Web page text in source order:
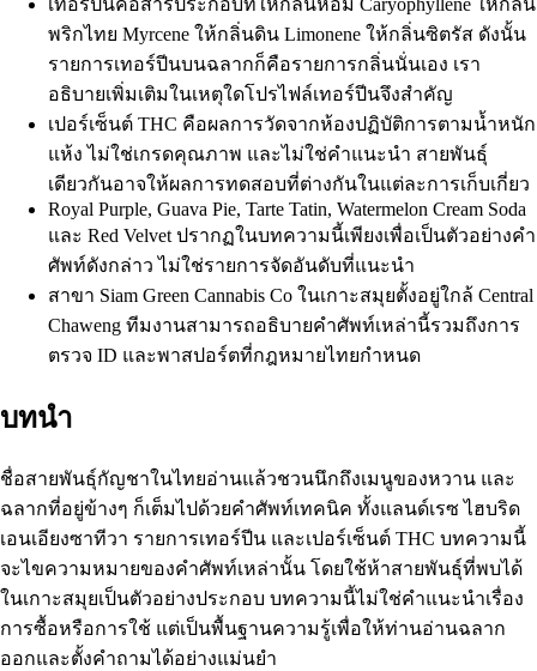
พริกไทย Myrcene ให้กลิ่นดิน Limonene ให้กลิ่นซิตรัส ดังนั้น
รายการเทอร์ปีนบนฉลากก็คือรายการกลิ่นนั่นเอง เรา
อธิบายเพิ่มเติมในเหตุใดโปรไฟล์เทอร์ปีนจึงสำคัญ
เปอร์เซ็นต์ THC คือผลการวัดจากห้องปฏิบัติการตามน้ำหนัก
แห้ง ไม่ใช่เกรดคุณภาพ และไม่ใช่คำแนะนำ สายพันธุ์
เดียวกันอาจให้ผลการทดสอบที่ต่างกันในแต่ละการเก็บเกี่ยว
Royal Purple, Guava Pie, Tarte Tatin, Watermelon Cream Soda
และ Red Velvet ปรากฏในบทความนี้เพียงเพื่อเป็นตัวอย่างคำ
ศัพท์ดังกล่าว ไม่ใช่รายการจัดอันดับที่แนะนำ
สาขา Siam Green Cannabis Co ในเกาะสมุยตั้งอยู่ใกล้ Central
Chaweng ทีมงานสามารถอธิบายคำศัพท์เหล่านี้รวมถึงการ
ตรวจ ID และพาสปอร์ตที่กฎหมายไทยกำหนด
บทนำ
ชื่อสายพันธุ์กัญชาในไทยอ่านแล้วชวนนึกถึงเมนูของหวาน และ
ฉลากที่อยู่ข้างๆ ก็เต็มไปด้วยคำศัพท์เทคนิค ทั้งแลนด์เรซ ไฮบริด
เอนเอียงซาทีวา รายการเทอร์ปีน และเปอร์เซ็นต์ THC บทความนี้
จะไขความหมายของคำศัพท์เหล่านั้น โดยใช้ห้าสายพันธุ์ที่พบได้
ในเกาะสมุยเป็นตัวอย่างประกอบ บทความนี้ไม่ใช่คำแนะนำเรื่อง
การซื้อหรือการใช้ แต่เป็นพื้นฐานความรู้เพื่อให้ท่านอ่านฉลาก
ออกและตั้งคำถามได้อย่างแม่นยำ